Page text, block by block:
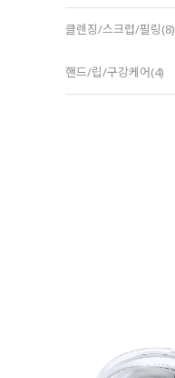
클렌징/스크럽/필링(8)
핸드/립/구강케어(4)